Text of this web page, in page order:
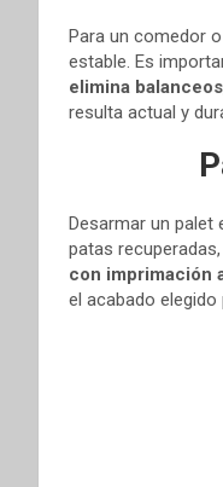
Para un comedor
estable. Es
elimina balanceos
resulta actual y
Desarmar un
patas
con imprimación
el acabado elegido